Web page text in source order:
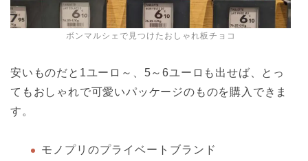
ボンマルシェで見つけたおしゃれ板チョコ
安いものだと1ユーロ～、5～6ユーロも出せば、とっ
てもおしゃれで可愛いパッケージのものを購入できま
す。
モノプリのプライベートブランド